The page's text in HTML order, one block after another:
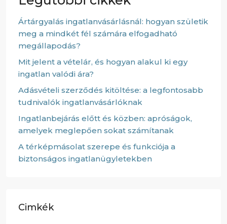
Ártárgyalás ingatlanvásárlásnál: hogyan születik
meg a mindkét fél számára elfogadható
megállapodás?
Mit jelent a vételár, és hogyan alakul ki egy
ingatlan valódi ára?
Adásvételi szerződés kitöltése: a legfontosabb
tudnivalók ingatlanvásárlóknak
Ingatlanbejárás előtt és közben: apróságok,
amelyek meglepően sokat számítanak
A térképmásolat szerepe és funkciója a
biztonságos ingatlanügyletekben
Cimkék